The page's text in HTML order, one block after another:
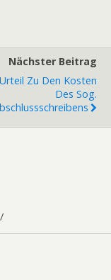
Nächster Beitrag
Zu Den Kosten
Des Sog.